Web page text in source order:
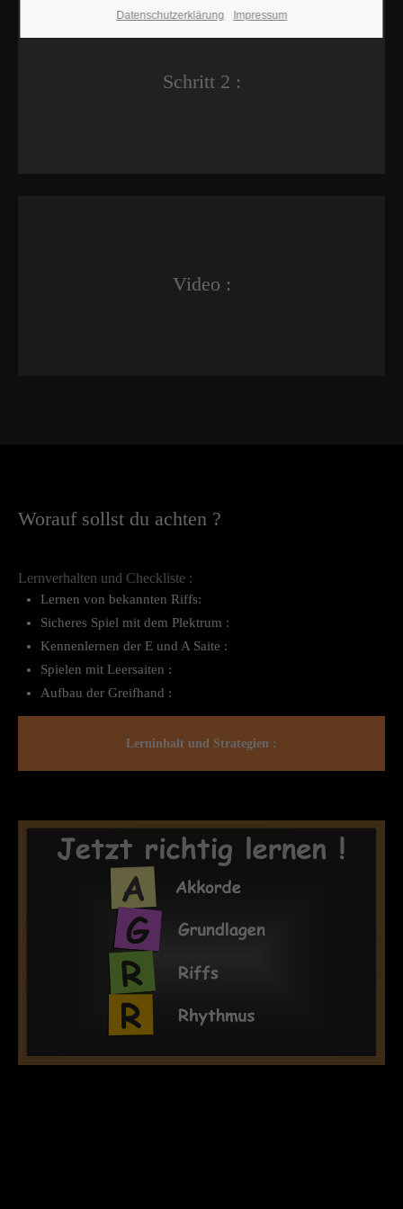
Schritt 2 :
Video :
Worauf sollst du achten ?
Lernverhalten und Checkliste :
Lernen von bekannten Riffs:
Sicheres Spiel mit dem Plektrum :
Kennenlernen der E und A Saite :
Spielen mit Leersaiten :
Aufbau der Greifhand :
Lerninhalt und Strategien :
Datenschutzerklärung Impressum